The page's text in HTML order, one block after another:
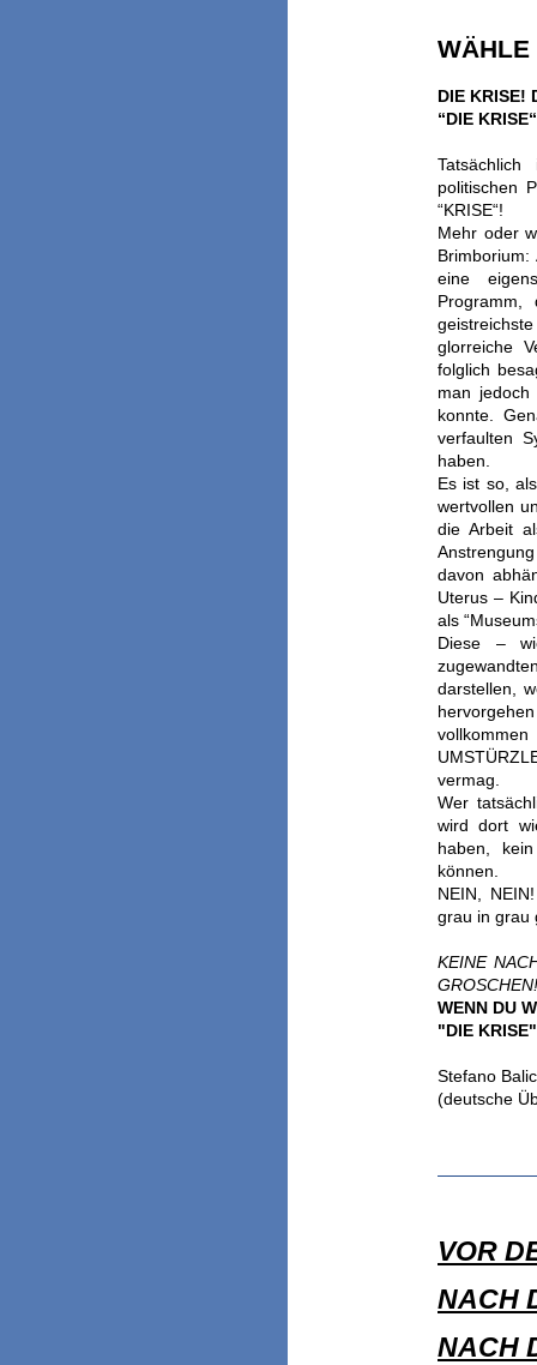
DIE KRISE!
“DIE
politischen
“KRISE“!
Mehr oder
eine
Programm,
glorreiche
folglich
man jedoch
konnte.
verfaulten
haben.
Es ist so,
wertvollen
die Arbeit
davon
Uterus –
als
Diese –
darstellen,
vermag.
Wer
wird dort
haben,
können.
NEIN,
grau in grau
KEINE
GROSCHEN!
WENN DU
"DIE
Stefano
(deutsche
VOR
NACH
NACH